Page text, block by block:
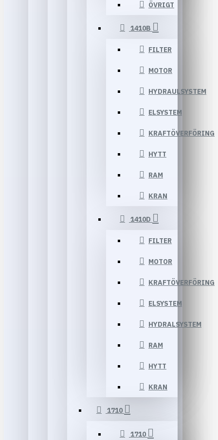
ÖVRIGT
1410B
FILTER
MOTOR
HYDRAULSYSTEM
ELSYSTEM
KRAFTÖVERFÖRING
HYTT
RAM
KRAN
1410D
FILTER
MOTOR
KRAFTÖVERFÖRING
ELSYSTEM
HYDRALSYSTEM
RAM
HYTT
KRAN
1710
1710